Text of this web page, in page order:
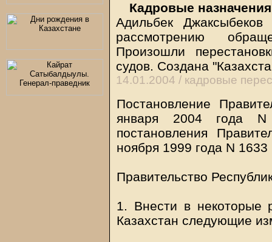
Кадровые назначения
Адильбек
рассмотрению
Произошли
судов. Создана
14.01.2004 / кадровые
Постановление
января 2004 года
постановления
ноября 1999 года N
Правительство
1. Внести в некоторые
Казахстан следующие